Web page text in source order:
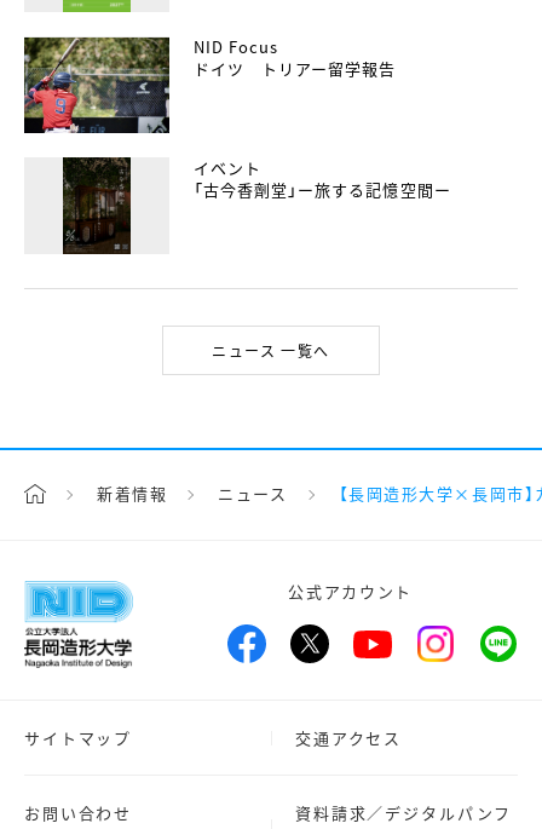
NID Focus
ドイツ トリアー留学報告
イベント
「古今香劑堂」ー旅する記憶空間ー
ニュース 一覧へ
新着情報 ニュース 【長岡造形大学×長岡市
公式アカウント
サイトマップ 交通アクセス
お問い合わせ
資料請求／デジタルパンフ